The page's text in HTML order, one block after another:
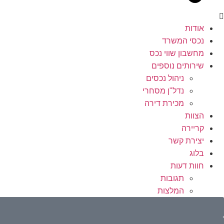
אודות
נכסי המשרד
מחשבון שווי נכס
שירותים נוספים
ניהול נכסים
נדל"ן מסחרי
מכירת דירה
הצוות
קריירה
יצירת קשר
בלוג
חוות דעות
תגובות
המלצות